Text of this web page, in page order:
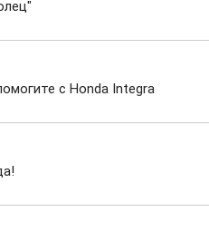
с Honda Integra